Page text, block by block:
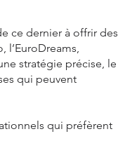
ce dernier à offrir des
stratégie précise, le
qui peuvent
qui préfèrent